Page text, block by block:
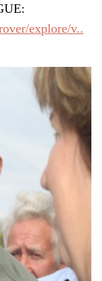
explore/v..